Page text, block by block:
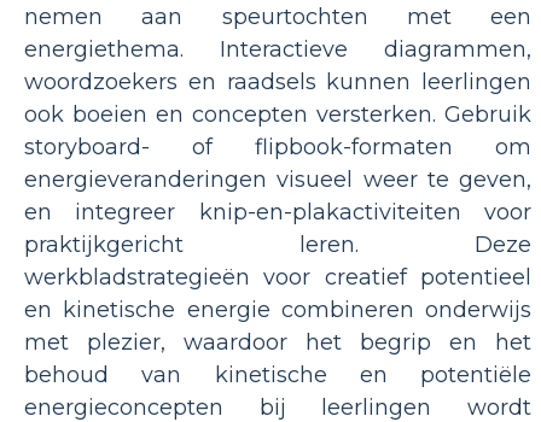
nemen aan speurtochten met een
energiethema. Interactieve diagrammen,
woordzoekers en raadsels kunnen leerlingen
ook boeien en concepten versterken. Gebruik
storyboard- of flipbook-formaten om
energieveranderingen visueel weer te geven,
en integreer knip-en-plakactiviteiten voor
praktijkgericht leren. Deze
werkbladstrategieën voor creatief potentieel
en kinetische energie combineren onderwijs
met plezier, waardoor het begrip en het
behoud van kinetische en potentiële
energieconcepten bij leerlingen wordt